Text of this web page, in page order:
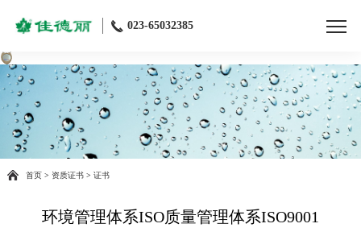
023-65032385
首页 > 资质证书 > 证书
环境管理体系ISO质量管理体系ISO9001